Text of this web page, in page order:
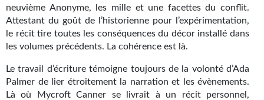
Gratuit
Sans DRM
BIFROST
Tous les numéros
neuvième Anonyme, les mille et une facettes du conflit.
Attestant du goût de l’historienne pour l’expérimentation,
le récit tire toutes les conséquences du décor installé dans
les volumes précédents. La cohérence est là.
Le travail d’écriture témoigne toujours de la volonté d’Ada
Palmer de lier étroitement la narration et les évènements.
Là où Mycroft Canner se livrait à un récit personnel,